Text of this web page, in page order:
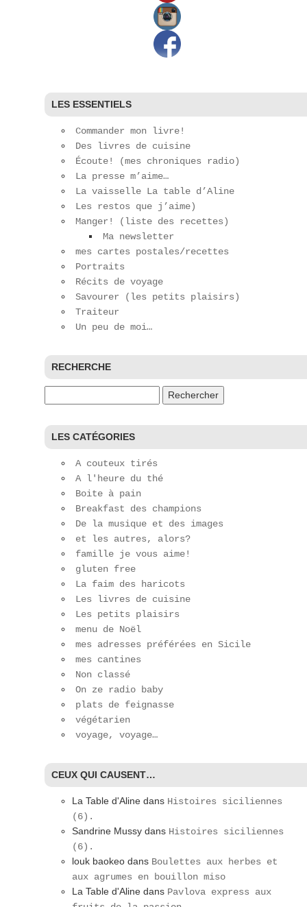
LES ESSENTIELS
Commander mon livre!
Des livres de cuisine
Écoute! (mes chroniques radio)
La presse m’aime…
La vaisselle La table d’Aline
Les restos que j’aime)
Manger! (liste des recettes)
Ma newsletter
mes cartes postales/recettes
Portraits
Récits de voyage
Savourer (les petits plaisirs)
Traiteur
Un peu de moi…
RECHERCHE
LES CATÉGORIES
A couteux tirés
A l'heure du thé
Boite à pain
Breakfast des champions
De la musique et des images
et les autres, alors?
famille je vous aime!
gluten free
La faim des haricots
Les livres de cuisine
Les petits plaisirs
menu de Noël
mes adresses préférées en Sicile
mes cantines
Non classé
On ze radio baby
plats de feignasse
végétarien
voyage, voyage…
CEUX QUI CAUSENT…
La Table d'Aline dans Histoires siciliennes
(6).
Sandrine Mussy dans Histoires siciliennes
(6).
louk baokeo dans Boulettes aux herbes et
aux agrumes en bouillon miso
La Table d'Aline dans Pavlova express aux